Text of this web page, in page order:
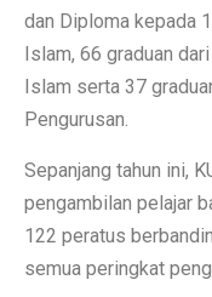
dan Diploma kepada
Islam, 66 graduan
Islam serta 37
Pengurusan.
Sepanjang tahun ini,
pengambilan pelajar
122 peratus
semua peringkat